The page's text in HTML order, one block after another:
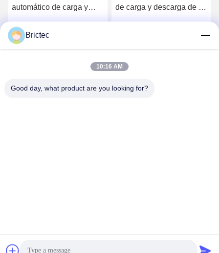
automático de carga y
ajuste directo Robot de
doble agrupación
de carga y descarga de 5
Brictec
10:16 AM
Good day, what product are you looking for?